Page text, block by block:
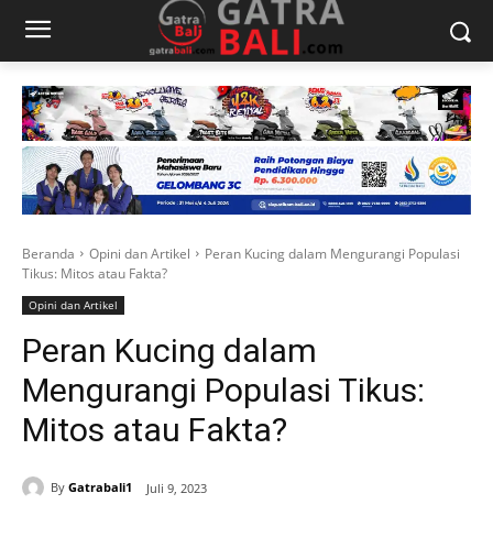
Beranda Opini dan Artikel
Peran Kucing dalam Mengurangi Populasi
Tikus: Mitos atau Fakta?
Opini dan Artikel
Peran Kucing dalam
Mengurangi Populasi Tikus:
Mitos atau Fakta?
By Gatrabali1 Juli 9, 2023